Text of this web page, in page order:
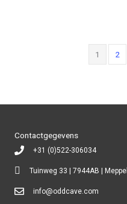
1 2
Contactgegevens
+31 (0)522-306034
Tuinweg 33 | 7944AB | Meppel
info@oddcave.com